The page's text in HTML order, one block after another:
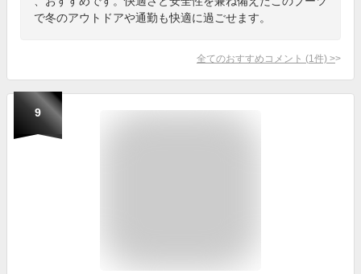
で冬のアウトドアや通勤も快適に過ごせます。
全てのおすすめコメント (1 件) >
9